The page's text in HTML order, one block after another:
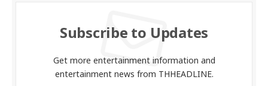
Subscribe to Updates
Get more entertainment information and
entertainment news from THHEADLINE.